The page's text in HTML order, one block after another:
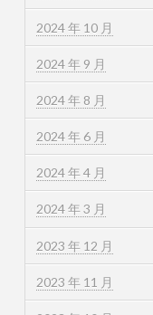
2024 年 10 月
2024 年 9 月
2024 年 8 月
2024 年 6 月
2024 年 4 月
2024 年 3 月
2023 年 12 月
2023 年 11 月